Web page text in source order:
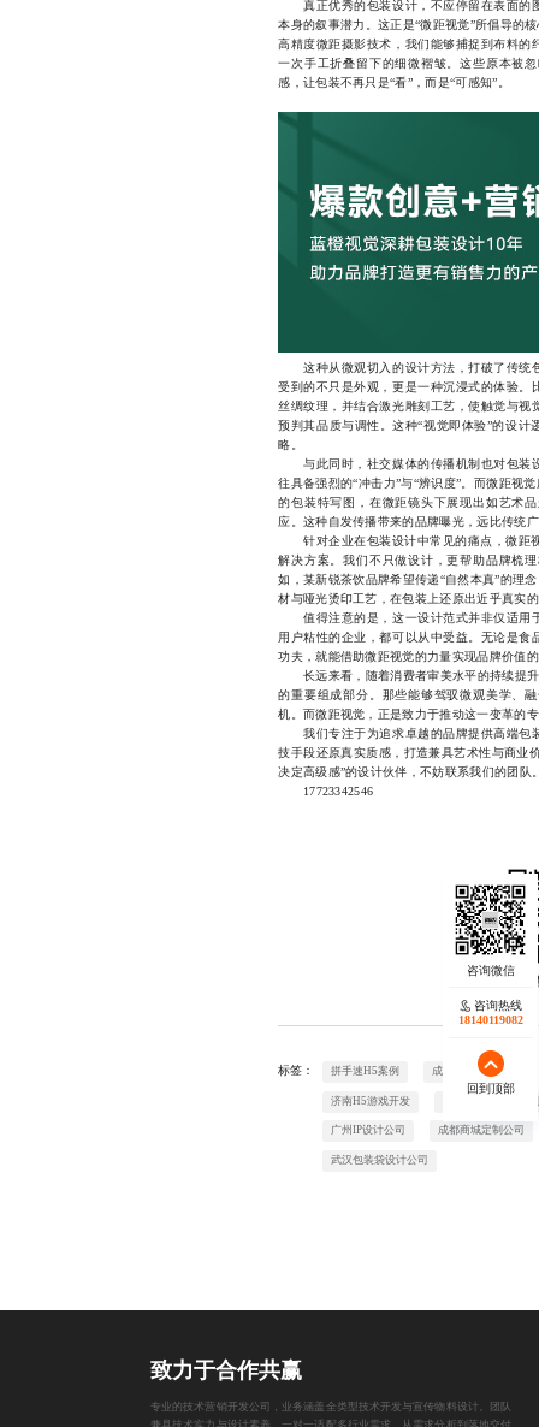
真正优秀的包装设计，不应停留在表面的
本身的叙事潜力。这正是“微距视觉”所倡导
高精度微距摄影技术，我们能够捕捉到布料
一次手工折叠留下的细微褶皱。这些原本被
感，让包装不再只是“看”，而是“可感知”。
这种从微观切入的设计方法，打破了传统
受到的不只是外观，更是一种沉浸式的体验
丝绸纹理，并结合激光雕刻工艺，使触觉与
预判其品质与调性。这种“视觉即体验”的设
略。
与此同时，社交媒体的传播机制也对包装
往具备强烈的“冲击力”与“辨识度”。而微距视
的包装特写图，在微距镜头下展现出如艺术
应。这种自发传播带来的品牌曝光，远比传统
针对企业在包装设计中常见的痛点，微距
解决方案。我们不只做设计，更帮助品牌梳
如，某新锐茶饮品牌希望传递“自然本真”的理
材与哑光烫印工艺，在包装上还原出近乎真实
值得注意的是，这一设计范式并非仅适用
用户粘性的企业，都可以从中受益。无论是
功夫，就能借助微距视觉的力量实现品牌价值
长远来看，随着消费者审美水平的持续提升
的重要组成部分。那些能够驾驭微观美学、
机。而微距视觉，正是致力于推动这一变革的
我们专注于为追求卓越的品牌提供高端包
技手段还原真实质感，打造兼具艺术性与商业
决定高级感”的设计伙伴，不妨联系我们的团队
17723342546
欢迎
标签： 拼手速H5案例 成都公众号定制开发
济南H5游戏开发
广州IP设计公司 成都商城定制公司
武汉包装袋设计公司
咨询热线
18140119082
回到顶部
致力于合作共赢
专业的技术营销开发公司，业务涵盖全类型技术开发与宣传物料设计。团队